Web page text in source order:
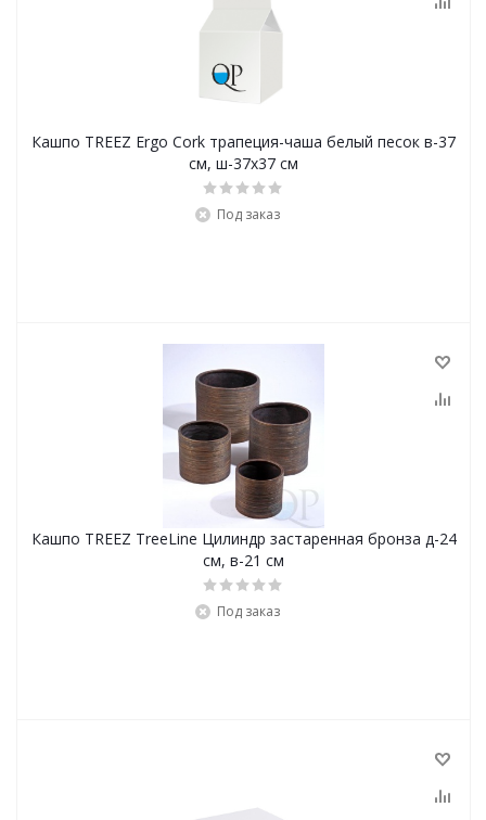
Кашпо TREEZ Ergo Cork трапеция-чаша белый песок в-37
см, ш-37х37 см
Под заказ
Кашпо TREEZ TreeLine Цилиндр застаренная бронза д-24
см, в-21 см
Под заказ